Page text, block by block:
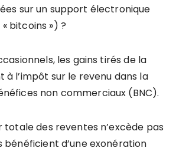
sur un support électronique
bitcoins ») ?
les gains tirés de la
à l’impôt sur le revenu dans la
non commerciaux (BNC).
totale des reventes n’excède pas
bénéficient d’une exonération